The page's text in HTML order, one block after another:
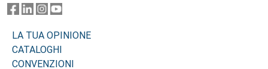
LA TUA OPINIONE
CATALOGHI
CONVENZIONI